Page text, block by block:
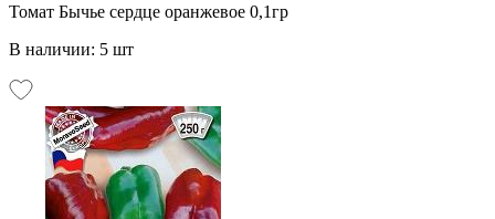
Томат Бычье сердце оранжевое 0,1гр
В наличии: 5 шт